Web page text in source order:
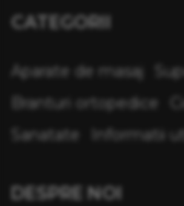
CATEGORII
Aparate de masaj
Branturi ortopedice
Sanatate
Informatii
DESPRE NOI